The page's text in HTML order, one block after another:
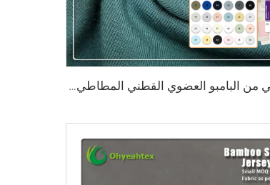
نسيج جيرسي من البامبو العضوي القطني المطاطي بلون النعناع الأخضر 220 جم/م² مع خصائص مضادة للبكتيريا وصديقة للبيئة للاستخدام في الملابس والملابس الرياضية